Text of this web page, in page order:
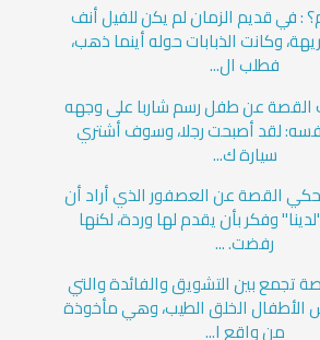
: في قديم الزمان لم يكن للفيل أنف
وكانت الذبابات حوله أينما ذهب،
فطلب ال...
القصة عن طفل رسم شاربا على وجهه
لقد أصبحت رجلا، وسوف أشتري
سيارة ك...
القصة عن العصفور الذي أراد أن
وفكر بأن يقدم لها وردة، لكنها
رفضت. ...
تجمع بين التشويق والفائدة والتي
الخلق الطيب، وهي مأخوذة
من واقع ا...